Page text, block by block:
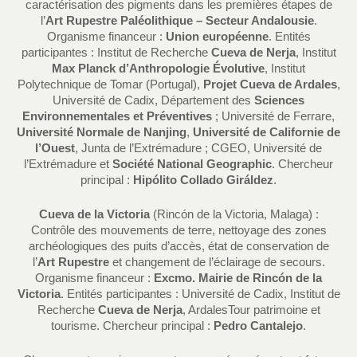
caractérisation des pigments dans les premières étapes de
l’Art Rupestre Paléolithique – Secteur Andalousie.
Organisme financeur : Union européenne. Entités
participantes : Institut de Recherche Cueva de Nerja, Institut
Max Planck d’Anthropologie Évolutive, Institut
Polytechnique de Tomar (Portugal), Projet Cueva de Ardales,
Université de Cadix, Département des Sciences
Environnementales et Préventives ; Université de Ferrare,
Université Normale de Nanjing, Université de Californie de
l’Ouest, Junta de l’Extrémadure ; CGEO, Université de
l’Extrémadure et Société National Geographic. Chercheur
principal : Hipólito Collado Giráldez.
Cueva de la Victoria(Rincón de la Victoria, Malaga) :
Contrôle des mouvements de terre, nettoyage des zones
archéologiques des puits d’accès, état de conservation de
l’Art Rupestreet changement de l’éclairage de secours.
Organisme financeur : Excmo. Mairie de Rincón de la
Victoria. Entités participantes : Université de Cadix, Institut de
Recherche Cueva de Nerja, ArdalesTour patrimoine et
tourisme. Chercheur principal : Pedro Cantalejo.